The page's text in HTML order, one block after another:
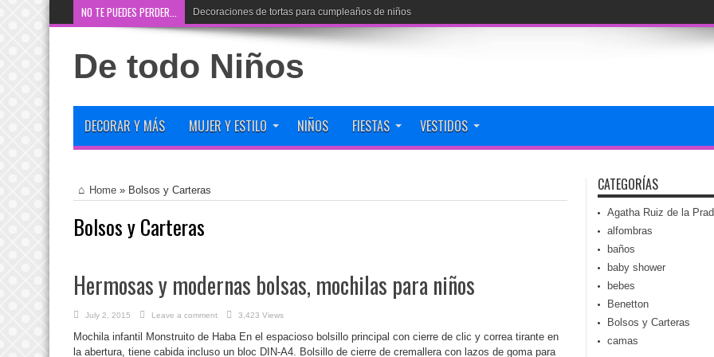
NO TE PUEDES PERDER... Decoraciones de tortas para cumpleaños de niños
De todo Niños
DECORAR Y MÁS MUJER Y ESTILO NIÑOS FIESTAS VESTIDOS
Home » Bolsos y Carteras
Bolsos y Carteras
Hermosas y modernas bolsas, mochilas para niños
July 2, 2015 Leave a comment 3,423 Views
Mochila infantil Monstruito de Haba En el espacioso bolsillo principal con cierre de clic y correa tirante en
la abertura, tiene cabida incluso un bloc DIN-A4. Bolsillo de cierre de cremallera con lazos de goma para
CATEGORÍAS
Agatha Ruiz de la
alfombras
baños
baby shower
bebes
Benetton
Bolsos y Carteras
camas